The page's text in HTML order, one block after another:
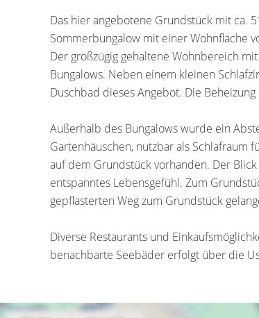
Das hier angebotene Grundstück mit ca.
Sommerbungalow mit einer Wohnfläche
Der großzügig gehaltene Wohnbereich
Bungalows. Neben einem kleinen
Duschbad dieses Angebot. Die
Außerhalb des Bungalows wurde ein
Gartenhäuschen, nutzbar als Schlafraum
auf dem Grundstück vorhanden. Der
entspanntes Lebensgefühl. Zum
gepflasterten Weg zum Grundstück
Diverse Restaurants und
benachbarte Seebäder erfolgt über die